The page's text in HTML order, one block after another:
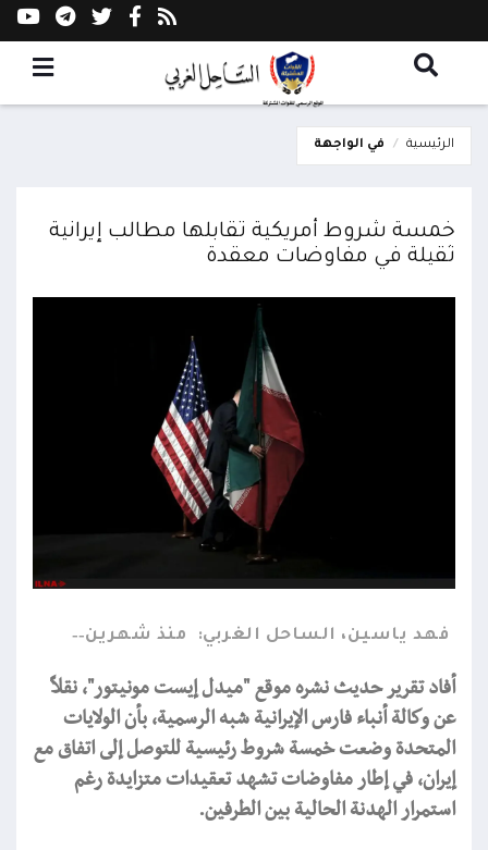
الرئيسية في الواجهة
خمسة شروط أمريكية تقابلها مطالب إيرانية
ثقيلة في مفاوضات معقدة
فهد ياسين، الساحل الغربي: منذ شهرين
أفاد تقرير حديث نشره موقع "ميدل إيست مونيتور"، نقلاً
عن وكالة أنباء فارس الإيرانية شبه الرسمية، بأن الولايات
المتحدة وضعت خمسة شروط رئيسية للتوصل إلى اتفاق مع
إيران، في إطار مفاوضات تشهد تعقيدات متزايدة رغم
استمرار الهدنة الحالية بين الطرفين.